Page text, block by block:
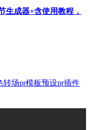
生成器+含使用教程，
转场pr模板预设pr插件